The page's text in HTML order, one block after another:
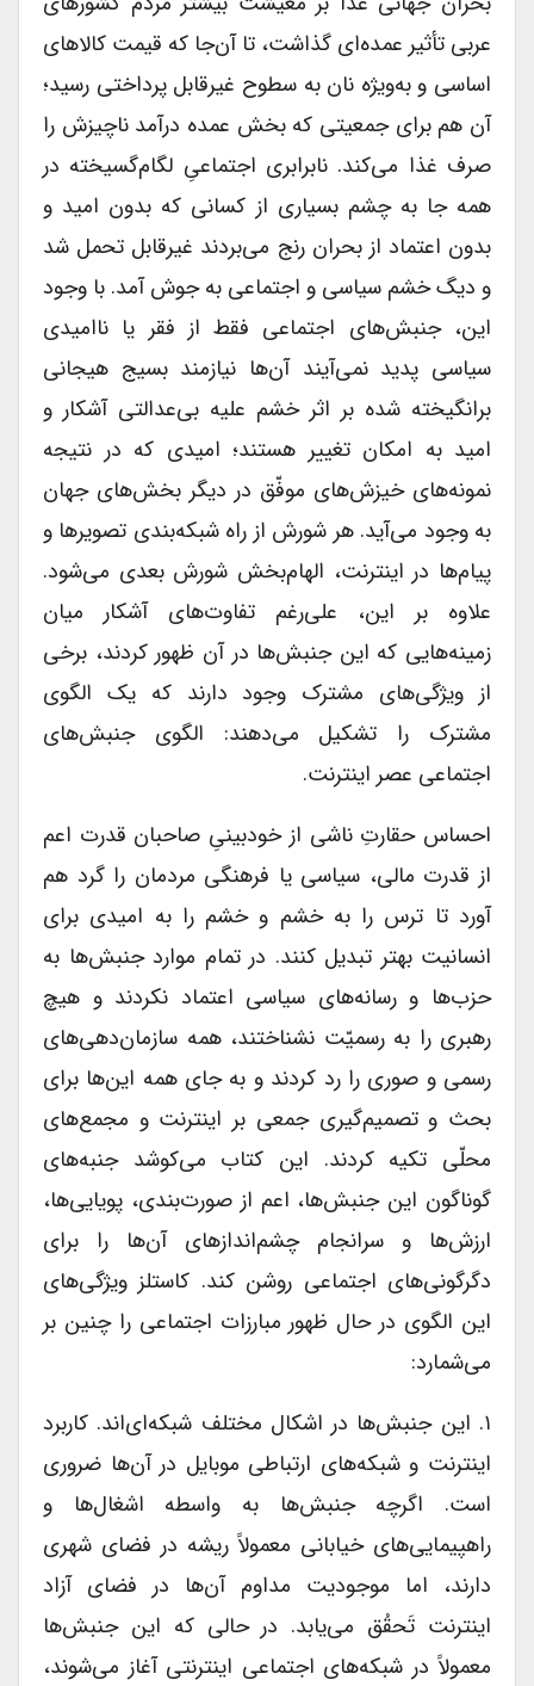
عربی تأثیر عمده‌ای گذاشت، تا آن‌جا که قیمت کالاهای
اساسی و به‌ویژه نان به سطوح غیرقابل پرداختی رسید؛
آن هم برای جمعیتی که بخش عمده درآمد ناچیزش را
صرف غذا می‌کند. نابرابری اجتماعیِ لگام‌گسیخته در
همه جا به چشم بسیاری از کسانی که بدون امید و
بدون اعتماد از بحران رنج می‌بردند غیرقابل تحمل شد
و دیگ خشم سیاسی و اجتماعی به جوش آمد. با وجود
این، جنبش‌های اجتماعی فقط از فقر یا ناامیدی
سیاسی پدید نمی‌آیند آن‌ها نیازمند بسیج هیجانی
برانگیخته شده بر اثر خشم علیه بی‌عدالتی آشکار و
امید به امکان تغییر هستند؛ امیدی که در نتیجه
نمونه‌های خیزش‌های موفّق در دیگر بخش‌های جهان
به وجود می‌آید. هر شورش از راه شبکه‌بندی تصویرها و
پیام‌ها در اینترنت، الهام‌بخش شورش بعدی می‌شود.
علاوه بر این، علی‌رغم تفاوت‌های آشکار میان
زمینه‌هایی که این جنبش‌ها در آن ظهور کردند، برخی
از ویژگی‌های مشترک وجود دارند که یک الگوی
مشترک را تشکیل می‌دهند: الگوی جنبش‌های
اجتماعی عصر اینترنت.
احساس حقارتِ ناشی از خودبینیِ صاحبان قدرت اعم
از قدرت مالی، سیاسی یا فرهنگی مردمان را گرد هم
آورد تا ترس را به خشم و خشم را به امیدی برای
انسانیت بهتر تبدیل کنند. در تمام موارد جنبش‌ها به
حزب‌ها و رسانه‌های سیاسی اعتماد نکردند و هیچ
رهبری را به رسمیّت نشناختند، همه سازمان‌دهی‌های
رسمی و صوری را رد کردند و به جای همه این‌ها برای
بحث و تصمیم‌گیری جمعی بر اینترنت و مجمع‌های
محلّی تکیه کردند. این کتاب می‌کوشد جنبه‌های
گوناگون این جنبش‌ها، اعم از صورت‌بندی، پویایی‌ها،
ارزش‌ها و سرانجام چشم‌اندازهای آن‌ها را برای
دگرگونی‌های اجتماعی روشن کند. کاستلز ویژگی‌های
این الگوی در حال ظهور مبارزات اجتماعی را چنین بر
می‌شمارد:
۱. این جنبش‌ها در اشکال مختلف شبکه‌ای‌اند. کاربرد
اینترنت و شبکه‌های ارتباطی موبایل در آن‌ها ضروری
است. اگرچه جنبش‌ها به واسطه اشغال‌ها و
راهپیمایی‌های خیابانی معمولاً ریشه در فضای شهری
دارند، اما موجودیت مداوم آن‌ها در فضای آزاد
اینترنت تَحقُق می‌یابد. در حالی که این جنبش‌ها
معمولاً در شبکه‌های اجتماعی اینترنتی آغاز می‌شوند،